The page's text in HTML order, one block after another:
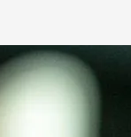
ElDesmarque